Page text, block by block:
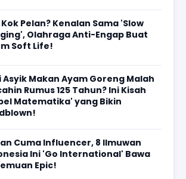
Pelan? Kenalan Sama 'Slow
Olahraga Anti-Engap Buat
Soft Life!
Asyik Makan Ayam Goreng Malah
Rumus 125 Tahun? Ini Kisah
Matematika' yang Bikin
Cuma Influencer, 8 Ilmuwan
Ini 'Go International' Bawa
Epic!